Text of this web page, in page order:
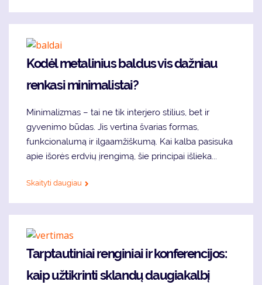
Kodėl metalinius baldus vis dažniau
renkasi minimalistai?
Minimalizmas – tai ne tik interjero stilius, bet ir
gyvenimo būdas. Jis vertina švarias formas,
funkcionalumą ir ilgaamžiškumą. Kai kalba pasisuka
apie išorės erdvių įrengimą, šie principai išlieka...
Skaityti daugiau
Tarptautiniai renginiai ir konferencijos:
kaip užtikrinti sklandų daugiakalbį